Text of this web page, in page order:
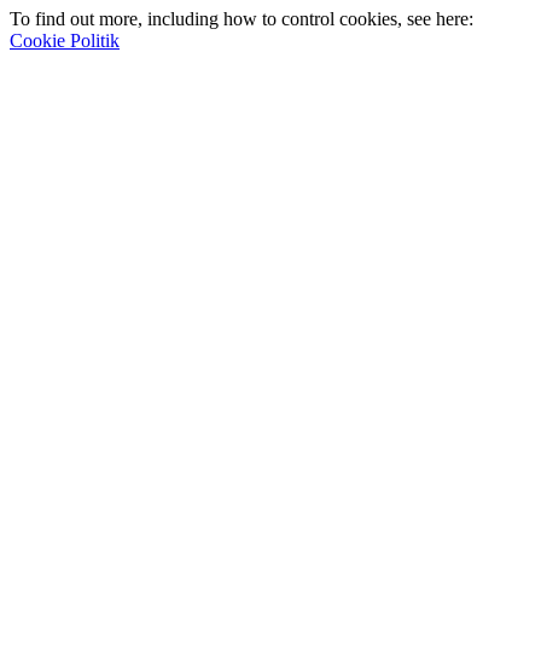
To find out more, including how to control cookies, see here:
Cookie Politik